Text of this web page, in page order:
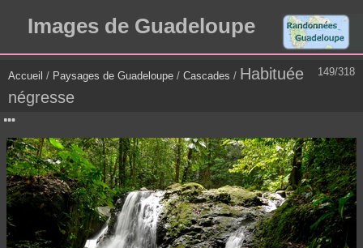
Images de Guadeloupe
149/318
Accueil / Paysages de Guadeloupe / Cascades / Habituée
négresse